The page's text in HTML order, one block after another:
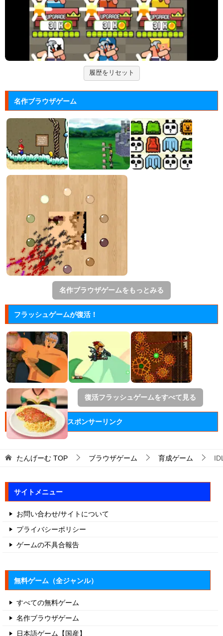
に」をシミュレ...
Arkanoid
タイトーが開発したアーケードゲーム「アルカノイ
ド」の無料ゲー...
ズーキーパー2
動物たちを3匹以上にして捕まえていくパズルゲー
ム。
履歴をリセット
名作ブラウザゲーム
名作ブラウザゲームをもっとみる
フラッシュゲームが復活！
復活フラッシュゲームをすべて見る
スポンサーリンク
たんげーむ TOP ブラウザゲーム 育成ゲーム
サイトメニュー
お問い合わせ/サイトについて
プライバシーポリシー
ゲームの不具合報告
無料ゲーム（全ジャンル）
すべての無料ゲーム
名作ブラウザゲーム
日本語ゲーム【国産】